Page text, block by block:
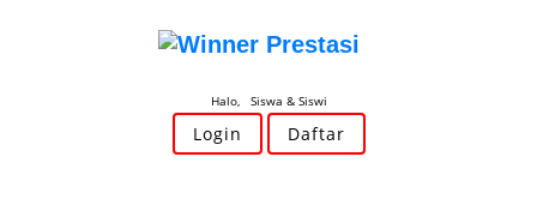
Halo, Siswa & Siswi
Login Daftar